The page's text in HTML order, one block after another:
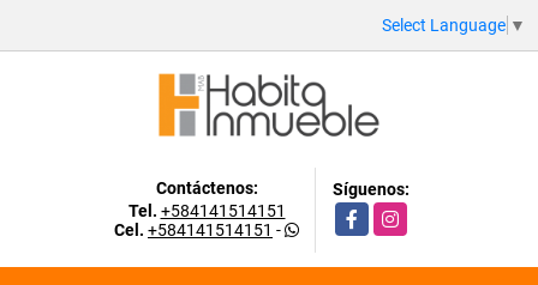
Select Language ▼
Contáctenos:
Tel. +584141514151
Cel. +584141514151 -
Síguenos:
FacebookInstagram